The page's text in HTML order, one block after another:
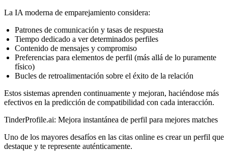
La IA moderna de emparejamiento considera:
Patrones de comunicación y tasas de respuesta
Tiempo dedicado a ver determinados perfiles
Contenido de mensajes y compromiso
Preferencias para elementos de perfil (más allá de lo puramente
físico)
Bucles de retroalimentación sobre el éxito de la relación
Estos sistemas aprenden continuamente y mejoran, haciéndose más
efectivos en la predicción de compatibilidad con cada interacción.
TinderProfile.ai: Mejora instantánea de perfil para mejores matches
Uno de los mayores desafíos en las citas online es crear un perfil que
destaque y te represente auténticamente.